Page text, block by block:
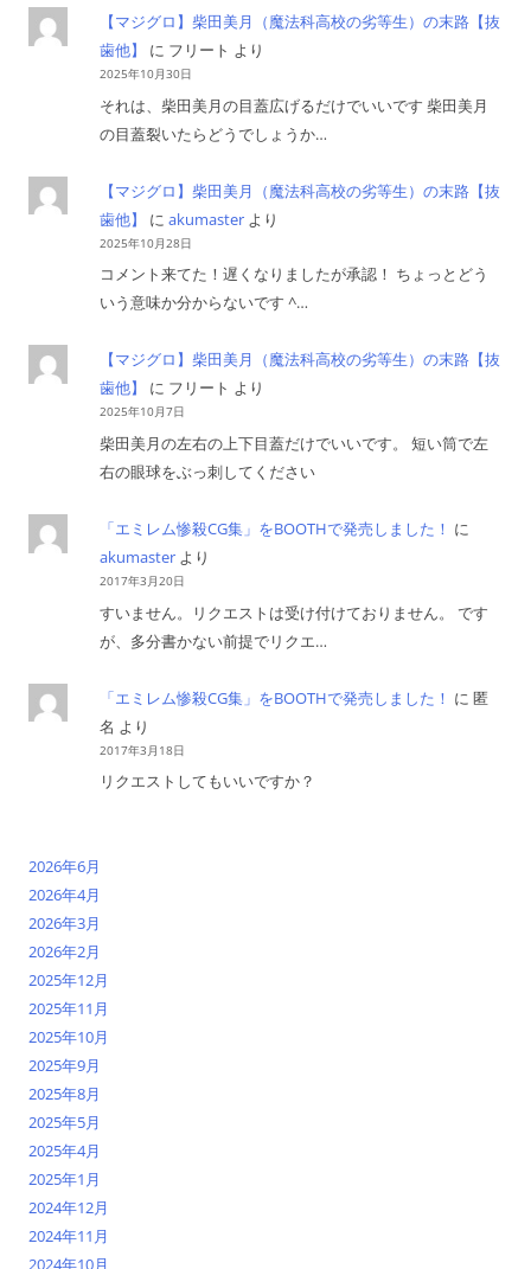
【マジグロ】柴田美月（魔法科高校の劣等生）の末路【抜
歯他】
に フリート より
2025年10月30日
それは、柴田美月の目蓋広げるだけでいいです 柴田美月
の目蓋裂いたらどうでしょうか…
【マジグロ】柴田美月（魔法科高校の劣等生）の末路【抜
歯他】
に akumaster より
2025年10月28日
コメント来てた！遅くなりましたが承認！ ちょっとどう
いう意味か分からないです ^…
【マジグロ】柴田美月（魔法科高校の劣等生）の末路【抜
歯他】
に フリート より
2025年10月7日
柴田美月の左右の上下目蓋だけでいいです。 短い筒で左
右の眼球をぶっ刺してください
「エミレム惨殺CG集」をBOOTHで発売しました！ に
akumaster より
2017年3月20日
すいません。リクエストは受け付けておりません。 です
が、多分書かない前提でリクエ…
「エミレム惨殺CG集」をBOOTHで発売しました！ に 匿
名 より
2017年3月18日
リクエストしてもいいですか？
2026年6月
2026年4月
2026年3月
2026年2月
2025年12月
2025年11月
2025年10月
2025年9月
2025年8月
2025年5月
2025年4月
2025年1月
2024年12月
2024年11月
2024年10月